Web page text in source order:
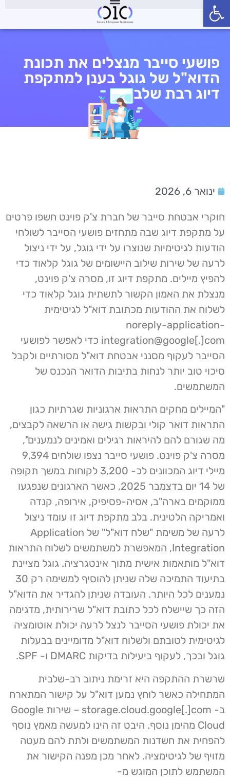
פתח סרגל נגישות
פושעי סייבר מנצלים את תכונת
הדוא"ל של גוגל בענן למתקפת
דיוג רבת שלבים
ינואר 6, 2026
חוקרי אבטחת סייבר של חברת צ'ק פוינט חשפו פרטים
על מתקפת דיוג שבה מתחזים פושעי הסייבר לשולחי
הודעות לגיטימיות שנוצרו על ידי גוגל, על ​​ידי ניצול
לרעה של שירות שילוב היישומים של גוגל קלאוד כדי
להפיץ מיילים. מתקפת דיוג זו, מסרה צ'ק פוינט,
מנצלת את האמון הקשור לתשתית גוגל קלאוד כדי
לשלוח את ההודעות מכתובת דוא"ל לגיטימית
noreply-application-
integration@google[.]com כדי לאפשר לפושעי
הסייבר לעקוף מסנני אבטחת דוא"ל מסורתיים ולקבל
סיכוי טוב יותר לנחות בתיבות הדואר הנכנס של
המשתמשים.
"המיילים מחקים התראות ארגוניות שגרתיות כגון
התראות דואר קולי ובקשות גישה או הרשאה לקבצים,
מה שגורם להם להיראות רגילים ואמינים לנמענים",
מסרה צ'ק פוינט. פושעי סייבר נצפו שולחים 9,394
מיילי דיוג המכוונים לכ- 3,200 לקוחות במשך תקופה
של 14 יום בדצמבר 2025, כאשר הארגונים שנפגעו
ממוקמים בארה"ב, אסיה-פסיפיק, אירופה, קנדה
ואמריקה הלטינית. בלב מתקפת דיוג זו עומד ניצול
לרעה של משימת "שלח דוא"ל" של Application
Integration, המאפשרת למשתמשים לשלוח התראות
דוא"ל מותאמות אישית מתוך אינטגרציה. גוגל מציינת
בתיעוד התמיכה שלה שניתן להוסיף למשימה רק 30
נמענים לכל היותר. העובדה שניתן להגדיר את הדוא"ל
הזה כך שיישלח לכל כתובת דוא"ל שרירותית, מדגימה
את יכולת פושעי הסייבר לנצל לרעה יכולת אוטומציה
לגיטימית לטובתם ולשלוח דוא"ל מדומיינים בבעלות
גוגל ובכך, לעקוף ביעילות בדיקות DMARC ו- SPF.
שרשרת ההתקפה היא זרימת ניתוב רב-שלבית
המתחילה כאשר לוחץ נמען דוא"ל על קישור המתארח
ב- storage.cloud.google[.]com – שירות Google
Cloud מהימן נוסף. היבט זה הינו למעשה מאמץ נוסף
להפחית את חשדנות המשתמשים ולתת להם מעטה
מזויף של ​​לגיטימציה. לאחר מכן מפנה הקישור את
המשתמש לתוכן המוגש מ-